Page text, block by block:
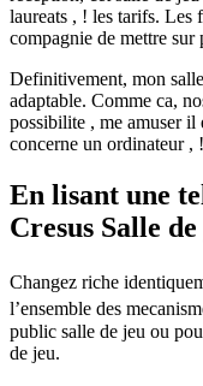
laureats , ! les tarifs. Les
compagnie de mettre sur
Definitivement, mon
adaptable. Comme ca,
possibilite , me amuser il
concerne un ordinateur ,
En lisant une
Cresus Salle
Changez riche
l’ensemble des
public salle de jeu ou
de jeu.